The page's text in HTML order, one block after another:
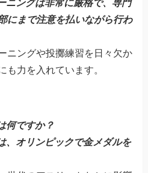
ニングは非常に厳格で、専門
にまで注意を払いながら行わ
ニングや投擲練習を日々欠か
も力を入れています。
何ですか？
、オリンピックで金メダルを